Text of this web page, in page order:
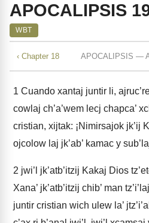
APOCALIPSIS
WBT
‹ Chapter 18 APOCALIPSIS —
1 Cuando xantaj juntir li,
cowlaj ch’a’wem lecj chapca’
cristian, xijtak: ¡Nimirsajok jk’ij
ojcolow laj jk’ab’ kamac y
2 jwi’l jk’atb’itzij Kakaj Dios
Xana’ jk’atb’itzij chib’ man
juntir cristian wich ulew la’